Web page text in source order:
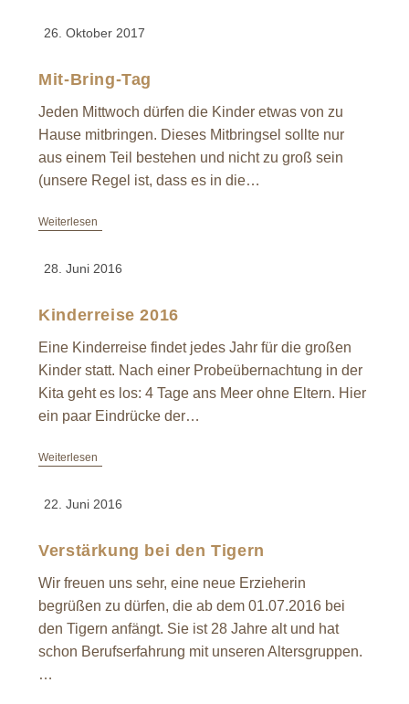
26. Oktober 2017
Mit-Bring-Tag
Jeden Mittwoch dürfen die Kinder etwas von zu
Hause mitbringen. Dieses Mitbringsel sollte nur
aus einem Teil bestehen und nicht zu groß sein
(unsere Regel ist, dass es in die…
Weiterlesen
28. Juni 2016
Kinderreise 2016
Eine Kinderreise findet jedes Jahr für die großen
Kinder statt. Nach einer Probeübernachtung in der
Kita geht es los: 4 Tage ans Meer ohne Eltern. Hier
ein paar Eindrücke der…
Weiterlesen
22. Juni 2016
Verstärkung bei den Tigern
Wir freuen uns sehr, eine neue Erzieherin
begrüßen zu dürfen, die ab dem 01.07.2016 bei
den Tigern anfängt. Sie ist 28 Jahre alt und hat
schon Berufserfahrung mit unseren Altersgruppen.
…